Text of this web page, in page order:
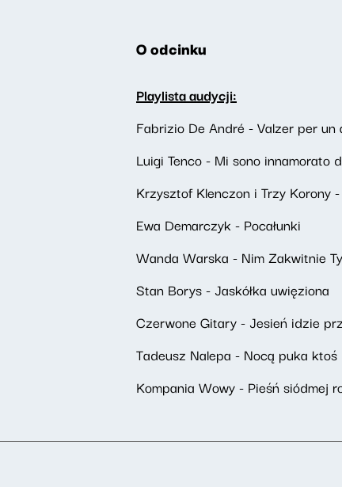
O odcinku
Playlista audycji:
Fabrizio De André - Valzer per un
Luigi Tenco - Mi sono innamorato
Krzysztof Klenczon i Trzy Korony
Ewa Demarczyk - Pocałunki
Wanda Warska - Nim Zakwitnie
Stan Borys - Jaskółka uwięziona
Czerwone Gitary - Jesień idzie
Tadeusz Nalepa - Nocą puka ktoś
Kompania Wowy - Pieśń siódmej